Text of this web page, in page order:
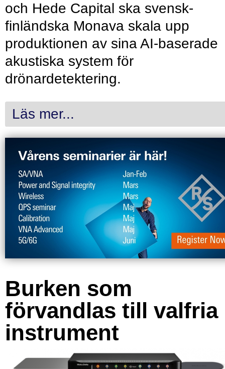
och Hede Capital ska svensk-
finländska Monava skala upp
produktionen av sina AI-baserade
akustiska system för
drönardetektering.
Läs mer...
Burken som
förvandlas till valfria
instrument